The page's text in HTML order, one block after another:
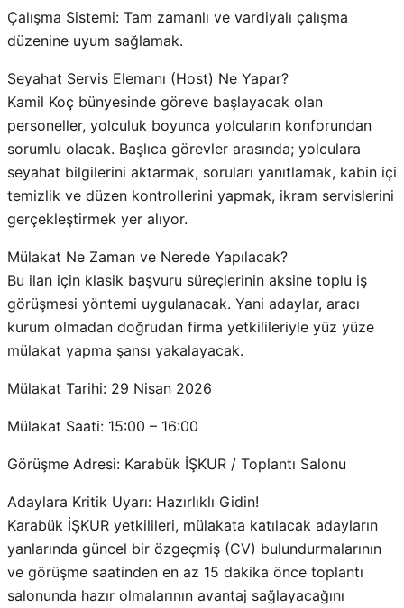
Çalışma Sistemi: Tam zamanlı ve vardiyalı çalışma
düzenine uyum sağlamak.
Seyahat Servis Elemanı (Host) Ne Yapar?
Kamil Koç bünyesinde göreve başlayacak olan
personeller, yolculuk boyunca yolcuların konforundan
sorumlu olacak. Başlıca görevler arasında; yolculara
seyahat bilgilerini aktarmak, soruları yanıtlamak, kabin içi
temizlik ve düzen kontrollerini yapmak, ikram servislerini
gerçekleştirmek yer alıyor.
Mülakat Ne Zaman ve Nerede Yapılacak?
Bu ilan için klasik başvuru süreçlerinin aksine toplu iş
görüşmesi yöntemi uygulanacak. Yani adaylar, aracı
kurum olmadan doğrudan firma yetkilileriyle yüz yüze
mülakat yapma şansı yakalayacak.
Mülakat Tarihi: 29 Nisan 2026
Mülakat Saati: 15:00 – 16:00
Görüşme Adresi: Karabük İŞKUR / Toplantı Salonu
Adaylara Kritik Uyarı: Hazırlıklı Gidin!
Karabük İŞKUR yetkilileri, mülakata katılacak adayların
yanlarında güncel bir özgeçmiş (CV) bulundurmalarının
ve görüşme saatinden en az 15 dakika önce toplantı
salonunda hazır olmalarının avantaj sağlayacağını